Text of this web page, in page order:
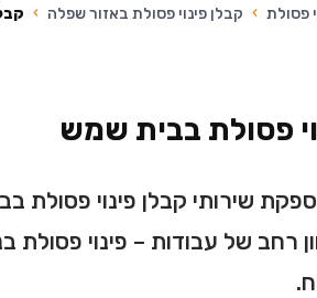
פסולת › קבלן פינוי פסולת באזור שפלה ›
פסולת בבית שמש
שירותי קבלן פינוי פסולת
רחב של עבודות – פינוי פסולת